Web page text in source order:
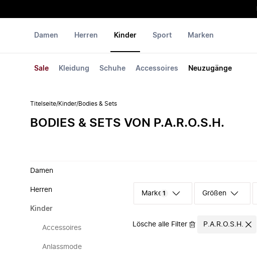
Damen Herren Kinder
Sale Kleidung Schuhe Accessoires Neuzugänge
Sport Marken
Titelseite/Kinder/Bodies & Sets
BODIES & SETS VON P.A.R.O.S.H.
Damen
Herren
Kinder
Accessoires
Anlassmode
Marke 1 Größen
Lösche alle Filter P.A.R.O.S.H.